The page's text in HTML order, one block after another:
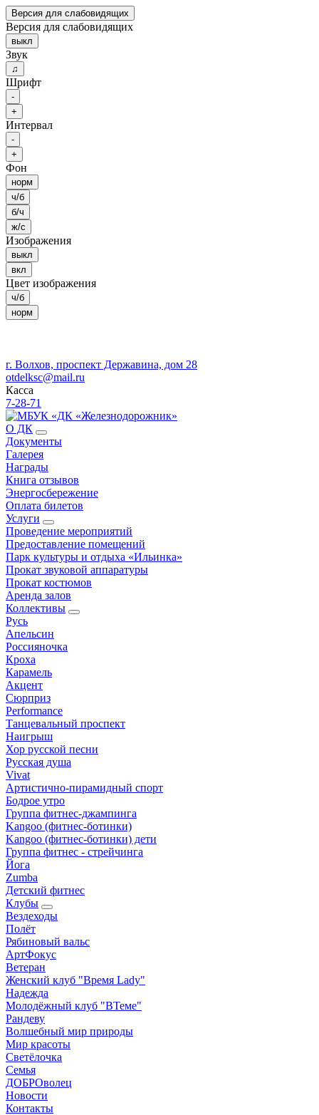
Версия для слабовидящих
Версия для слабовидящих
выкл
Звук
♫
Шрифт
-
+
Интервал
-
+
Фон
норм
ч/б
б/ч
ж/с
Изображения
выкл
вкл
Цвет изображения
ч/б
норм
г. Волхов, проспект Державина, дом 28
otdelksc@mail.ru
Касса
7-28-71
О ДК
Документы
Галерея
Награды
Книга отзывов
Энергосбережение
Оплата билетов
Услуги
Проведение мероприятий
Предоставление помещений
Парк культуры и отдыха «Ильинка»
Прокат звуковой аппаратуры
Прокат костюмов
Аренда залов
Коллективы
Русь
Апельсин
Россияночка
Кроха
Карамель
Акцент
Сюрприз
Performance
Танцевальный проспект
Наигрыш
Хор русской песни
Русская душа
Vivat
Артистично-пирамидный спорт
Бодрое утро
Группа фитнес-джампинга
Kangoo (фитнес-ботинки)
Kangoo (фитнес-ботинки) дети
Группа фитнес - стрейчинга
Йога
Zumba
Детский фитнес
Клубы
Вездеходы
Полёт
Рябиновый вальс
АртФокус
Ветеран
Женский клуб "Время Lady"
Надежда
Молодёжный клуб "ВТеме"
Рандеву
Волшебный мир природы
Мир красоты
Светёлочка
Семья
ДОБРОволец
Новости
Контакты